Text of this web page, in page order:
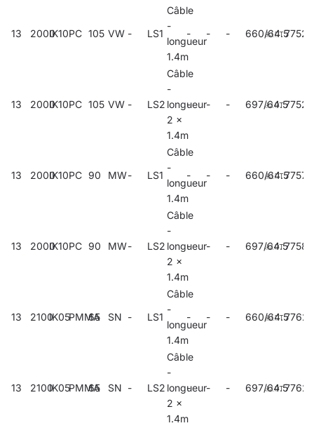
13 2000IK10PC 105 VW - LS1
Câble
-
longueur
1.4m
- - - 660/64.5
13 2000IK10PC 105 VW - LS2
Câble
-
longueur
2 x
1.4m
- - - 697/64.5
13 2000IK10PC 90 MW- LS1
Câble
-
longueur
1.4m
- - - 660/64.5
13 2000IK10PC 90 MW- LS2
Câble
-
longueur
2 x
1.4m
- - - 697/64.5
13 2100IK05PMMA
65 SN - LS1
Câble
-
longueur
1.4m
- - - 660/64.5
13 2100IK05PMMA
65 SN - LS2
Câble
-
longueur
2 x
1.4m
- - - 697/64.5